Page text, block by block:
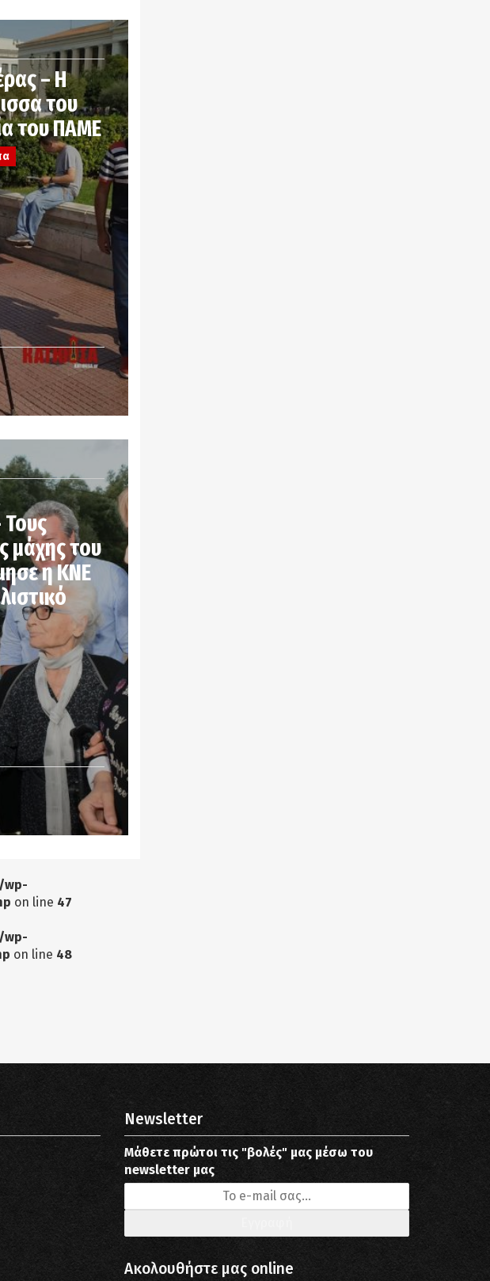
– Η
του
του ΠΑΜΕ
μάχης του
η ΚΝΕ
wp-
on line 47
wp-
on line 48
Newsletter
Μάθετε πρώτοι τις "βολές" μας μέσω του
newsletter μας
Ακολουθήστε μας online